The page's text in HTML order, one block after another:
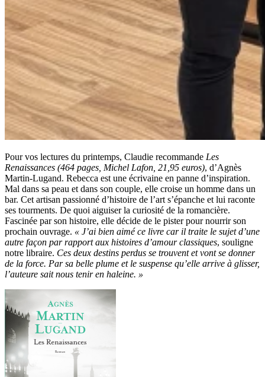
Pour vos lectures du printemps, Claudie recommande Les
Renaissances (464 pages, Michel Lafon, 21,95 euros), d’Agnès
Martin-Lugand. Rebecca est une écrivaine en panne d’inspiration.
Mal dans sa peau et dans son couple, elle croise un homme dans un
bar. Cet artisan passionné d’histoire de l’art s’épanche et lui raconte
ses tourments. De quoi aiguiser la curiosité de la romancière.
Fascinée par son histoire, elle décide de le pister pour nourrir son
prochain ouvrage. « J’ai bien aimé ce livre car il traite le sujet d’une
autre façon par rapport aux histoires d’amour classiques, souligne
notre libraire. Ces deux destins perdus se trouvent et vont se donner
de la force. Par sa belle plume et le suspense qu’elle arrive à glisser,
l’auteure sait nous tenir en haleine. »